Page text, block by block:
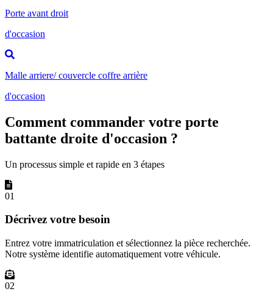
Porte avant droit
d'occasion
Malle arriere/ couvercle coffre arrière
d'occasion
Comment commander votre porte
battante droite d'occasion ?
Un processus simple et rapide en 3 étapes
01
Décrivez votre besoin
Entrez votre immatriculation et sélectionnez la pièce recherchée.
Notre système identifie automatiquement votre véhicule.
02